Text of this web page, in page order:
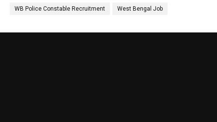
WB Police Constable Recruitment West Bengal Job